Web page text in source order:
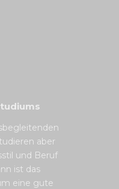
aber
und Beruf
ist das
eine gute